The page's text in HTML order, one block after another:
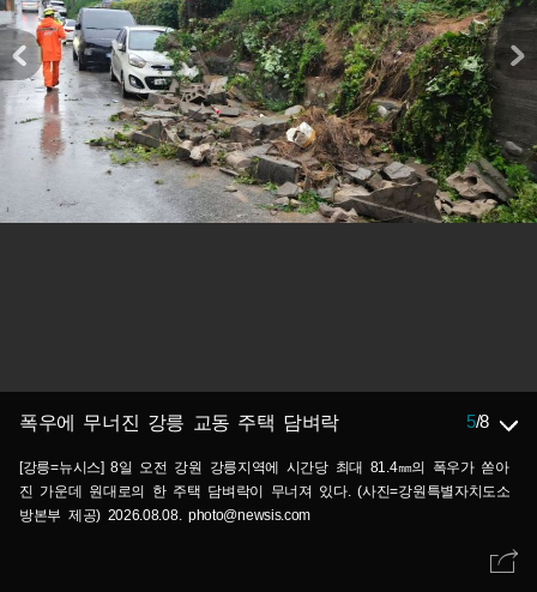
폭우에 무너진 강릉 교동 주택 담벼락 5/8
[강릉=뉴시스] 8일 오전 강원 강릉지역에 시간당 최대 81.4㎜의 폭우가 쏟아
진 가운데 원대로의 한 주택 담벼락이 무너져 있다. (사진=강원특별자치도소
방본부 제공) 2026.08.08. photo@newsis.com